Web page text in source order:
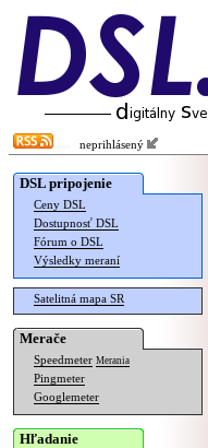
neprihlásený
DSL pripojenie
Ceny DSL
Dostupnosť DSL
Fórum o DSL
Výsledky meraní
Satelitná mapa SR
Merače
Speedmeter Merania
Pingmeter
Googlemeter
Hľadanie